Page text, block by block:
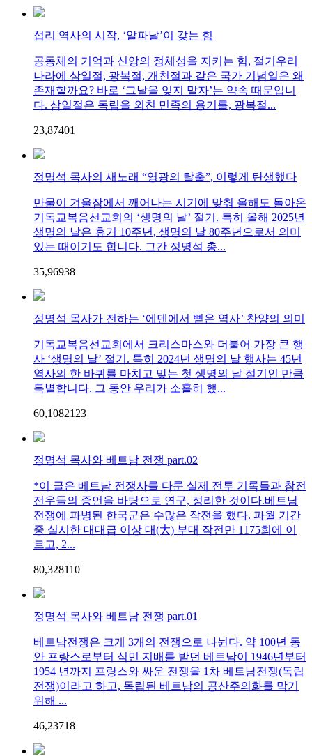
섭리 역사의 시작, ‘알파날’이 갖는 힘
공동체의 기억과 신앙의 정체성을 지키는 힘, 절기우리
나라에 삼일절, 광복절, 개천절과 같은 국가 기념일은 왜
존재할까요? 바로 ‘그날을 잊지 말자’는 약속 때문입니
다. 삼일절은 독립을 외친 민족의 용기를, 광복절...
23,87401
정명석 목사의 새노래 “영광의 탈출”, 이렇게 탄생했다
만물이 겨울잠에서 깨어나는 시기에 맞춰 올해도 돌아온
기독교복음선교회의 ‘생명의 날’ 절기. 특히 올해 2025년
생명의 날은 휴거 10주년, 생명의 날 80주년으로서 의미
있는 때이기도 합니다. 그간 정명석 총...
35,96938
정명석 목사가 전하는 ‘에덴에서 뻗은 역사’ 찬양의 의미
기독교복음선교회에서 크리스마스와 더불어 가장 큰 행
사 ‘생명의 날’ 절기. 특히 2024년 생명의 날 행사는 45년
역사의 한 바퀴를 마치고 맞는 첫 생명의 날 절기인 만큼
특별합니다. 그 동안 우리가 소홀히 했...
60,1082123
정명석 목사와 베트남 전쟁 part.02
*이 글은 베트남 전쟁사를 다룬 실제 전투 기록들과 참전
전우들의 증언을 바탕으로 연구, 정리한 것이다.베트남
전쟁에 파병된 한국군은 수많은 작전을 했다. 파월 기간
중 실시한 대대급 이상 대(大) 부대 작전만 1175회에 이
르고, 2...
80,328110
정명석 목사와 베트남 전쟁 part.01
베트남전쟁은 크게 3개의 전쟁으로 나뉜다. 약 100년 동
안 프랑스로부터 식민 지배를 받던 베트남이 1946년부터
1954 년까지 프랑스와 싸운 전쟁을 1차 베트남전쟁(독립
전쟁)이라고 하고, 독립된 베트남의 공산주의화를 막기
위해 ...
46,23718